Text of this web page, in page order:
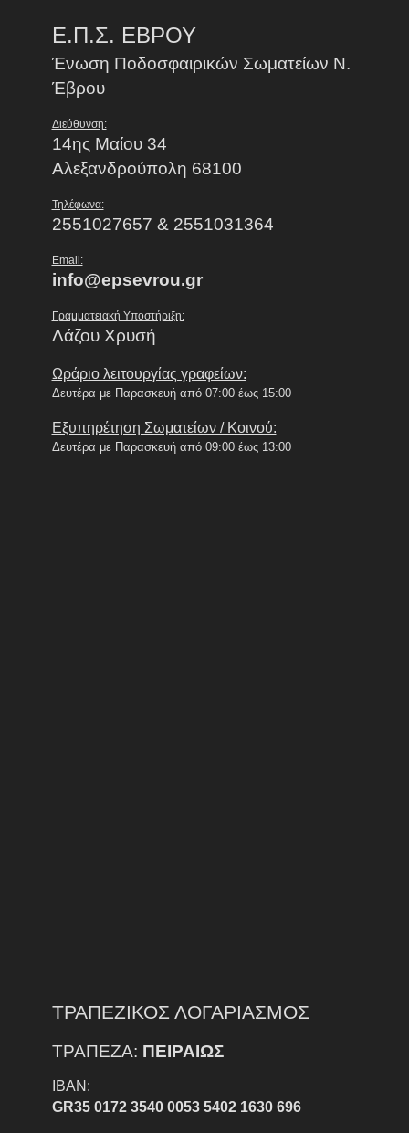
Ε.Π.Σ. ΕΒΡΟΥ
Ένωση Ποδοσφαιρικών Σωματείων Ν.
Έβρου
Διεύθυνση:
14ης Μαίου 34
Αλεξανδρούπολη 68100
Τηλέφωνα:
2551027657 & 2551031364
Email:
info@epsevrou.gr
Γραμματειακή Υποστήριξη:
Λάζου Χρυσή
Ωράριο λειτουργίας γραφείων:
Δευτέρα με Παρασκευή από 07:00 έως 15:00
Εξυπηρέτηση Σωματείων / Κοινού:
Δευτέρα με Παρασκευή από 09:00 έως 13:00
ΤΡΑΠΕΖΙΚΟΣ ΛΟΓΑΡΙΑΣΜΟΣ
ΤΡΑΠΕΖΑ: ΠΕΙΡΑΙΩΣ
IBAN:
GR35 0172 3540 0053 5402 1630 696